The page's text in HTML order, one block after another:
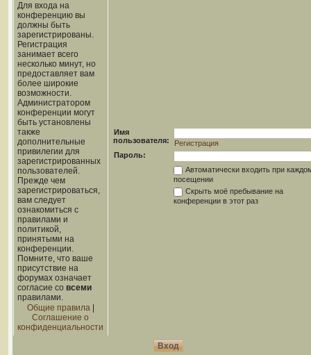
Для входа на
конференцию вы
должны быть
зарегистрированы.
Регистрация
занимает всего
несколько минут, но
предоставляет вам
более широкие
возможности.
Администратором
конференции могут
быть установлены
также
дополнительные
привилегии для
зарегистрированных
пользователей.
Прежде чем
зарегистрироваться,
вам следует
ознакомиться с
правилами и
политикой,
принятыми на
конференции.
Помните, что ваше
присутствие на
форумах означает
согласие со всеми
правилами.
Общие правила|
Соглашение о
конфиденциальности
Имя
пользователя:
Регистрация
Пароль:
Автоматически входить при
посещении
Скрыть моё пребывание на
конференции в этот раз